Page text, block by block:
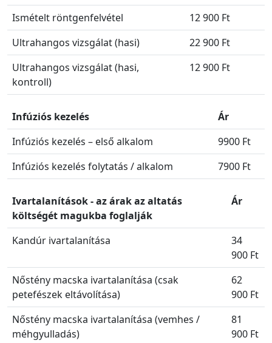
Ismételt röntgenfelvétel
12 900 Ft
Ultrahangos vizsgálat (hasi)
22 900 Ft
Ultrahangos vizsgálat (hasi,
kontroll)
12 900 Ft
Infúziós kezelés
Ár
Infúziós kezelés – első alkalom
9900 Ft
Infúziós kezelés folytatás / alkalom
7900 Ft
Ivartalanítások - az árak az altatás
költségét magukba foglalják
Ár
Kandúr ivartalanítása
34
900 Ft
Nőstény macska ivartalanítása (csak
petefészek eltávolítása)
62
900 Ft
Nőstény macska ivartalanítása (vemhes /
méhgyulladás)
81
900 Ft